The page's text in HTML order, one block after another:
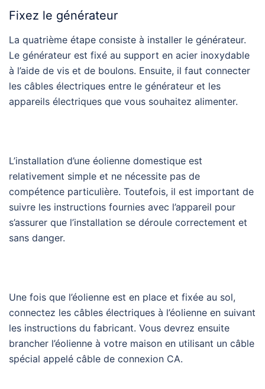
Fixez le générateur
La quatrième étape consiste à installer le générateur.
Le générateur est fixé au support en acier inoxydable
à l’aide de vis et de boulons. Ensuite, il faut connecter
les câbles électriques entre le générateur et les
appareils électriques que vous souhaitez alimenter.
L’installation d’une éolienne domestique est
relativement simple et ne nécessite pas de
compétence particulière. Toutefois, il est important de
suivre les instructions fournies avec l’appareil pour
s’assurer que l’installation se déroule correctement et
sans danger.
Une fois que l’éolienne est en place et fixée au sol,
connectez les câbles électriques à l’éolienne en suivant
les instructions du fabricant. Vous devrez ensuite
brancher l’éolienne à votre maison en utilisant un câble
spécial appelé câble de connexion CA.